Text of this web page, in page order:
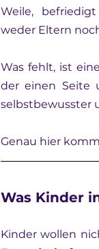
Weile,
weder Eltern
Was fehlt, ist
der einen Seite
selbstbewusster
Genau hier
Was Kinder
Kinder wollen